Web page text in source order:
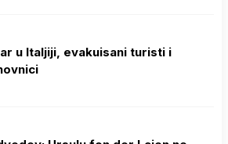
u Italjiji, evakuisani turisti i